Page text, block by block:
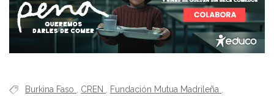
Burkina Faso CREN Fundación Mutua Madrileña